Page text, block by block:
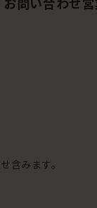
含みます。